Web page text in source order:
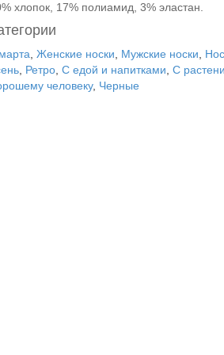
хлопок, 17% полиамид, 3% эластан.
Женские носки Мужские носки
Ретро С едой и напитками С
человеку, Черные